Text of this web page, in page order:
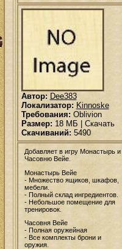
Автор: Dee383
Локализатор: Kinnoske
Требования: Oblivion
Размер: 18 МБ | Скачать
Скачиваний: 5490
Добавляет в игру Монастырь и
Часовню Вейе.
Монастырь Вейе
- Множество ящиков, шкафов,
мебели.
- Полный склад ингредиентов.
- Небольшое помещение для
тренировок.
Часовня Вейе
- Полная оружейная
- Все комплекты брони и
оружия.